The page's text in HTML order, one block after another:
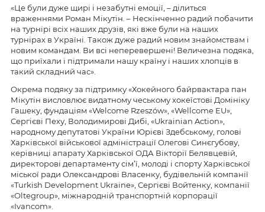
«Це були дуже щирі і незабутні емоції, – ділиться
враженнями Роман Мікутін. – Нескінченно радий побачити
на турнірі всіх наших друзів, які вже були на наших
турнірах в Україні. Також дуже радий новим знайомствам і
новим командам. Ви всі неперевершені! Величезна подяка,
що приїхали і підтримали нашу країну і наших хлопців в
такий складний час».
Окрема подяку за підтримку «Хокейного байрвактара пан
Мікутін висловлює видатному чеському хокеїстові Домініку
Гашеку, фундаціям «Welcome Rzeszów», «Wellcome EU»,
Сергієві Пеху, Володимирові Дибі, «Ukrainian Action»,
народному депутатові України Юрієві Здебському, голові
Харківської військової адміністрації Олегові Синєгубову,
керівниці апарату Харківської ОДА Вікторії Белявцевій,
директорові департаменту сім’ї, молоді і спорту Харківської
міської ради Олександрові Власенку, будівельній компанії
«Turkish Development Ukraine», Сергієві Войтенку, компанії
«Оltegroup», міжнародній транспортній корпорації
«Ivancom».